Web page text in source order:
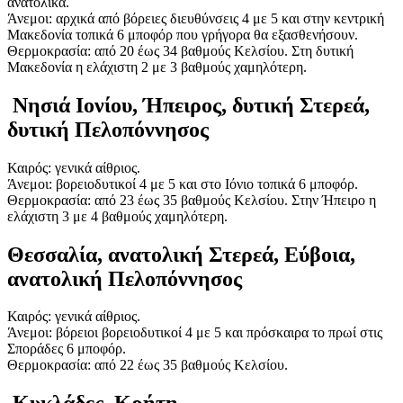
Άνεμοι: αρχικά από βόρειες διευθύνσεις 4 με 5 και στην κεντρική
Μακεδονία τοπικά 6 μποφόρ που γρήγορα θα εξασθενήσουν.
Θερμοκρασία: από 20 έως 34 βαθμούς Κελσίου. Στη δυτική
Μακεδονία η ελάχιστη 2 με 3 βαθμούς χαμηλότερη.
Νησιά Ιονίου, Ήπειρος, δυτική Στερεά,
δυτική Πελοπόννησος
Καιρός: γενικά αίθριος.
Άνεμοι: βορειοδυτικοί 4 με 5 και στο Ιόνιο τοπικά 6 μποφόρ.
Θερμοκρασία: από 23 έως 35 βαθμούς Κελσίου. Στην Ήπειρο η
ελάχιστη 3 με 4 βαθμούς χαμηλότερη.
Θεσσαλία, ανατολική Στερεά, Εύβοια,
ανατολική Πελοπόννησος
Καιρός: γενικά αίθριος.
Άνεμοι: βόρειοι βορειοδυτικοί 4 με 5 και πρόσκαιρα το πρωί στις
Σποράδες 6 μποφόρ.
Θερμοκρασία: από 22 έως 35 βαθμούς Κελσίου.